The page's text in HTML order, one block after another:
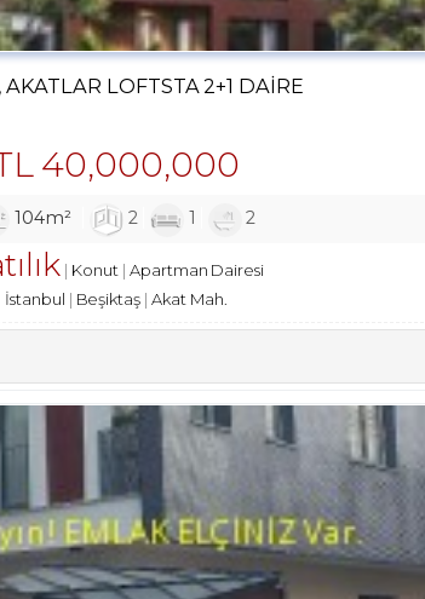
AKATLAR LOFTSTA 2+1 DAIRE
40,000,000
104m² 2 1 2
Konut
Apartman Dairesi
İstanbul
Beşiktaş Akat Mah.